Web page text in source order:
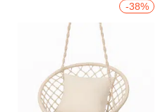
-38%